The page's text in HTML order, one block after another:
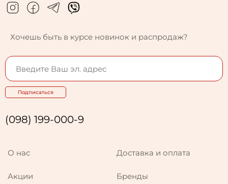
Хочешь быть в курсе новинок и распродаж?
Подписаться
(098) 199-000-9
О нас Доставка и оплата
Акции Бренды